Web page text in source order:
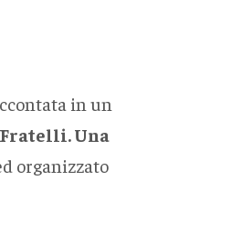
in un
Una
organizzato